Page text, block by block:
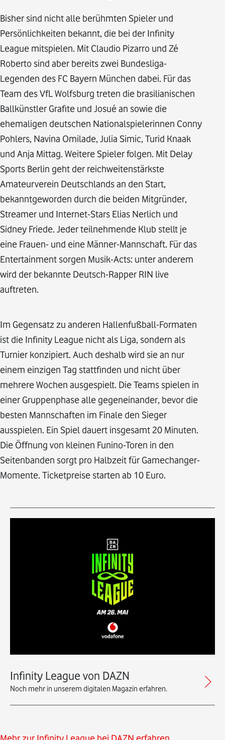
Bisher sind nicht alle berühmten Spieler und
Persönlichkeiten bekannt, die bei der Infinity
League mitspielen. Mit Claudio Pizarro und Zé
Roberto sind aber bereits zwei Bundesliga-
Legenden des FC Bayern München dabei. Für das
Team des VfL Wolfsburg treten die brasilianischen
Ballkünstler Grafite und Josué an sowie die
ehemaligen deutschen Nationalspielerinnen Conny
Pohlers, Navina Omilade, Julia Simic, Turid Knaak
und Anja Mittag. Weitere Spieler folgen. Mit Delay
Sports Berlin geht der reichweitenstärkste
Amateurverein Deutschlands an den Start,
bekanntgeworden durch die beiden Mitgründer,
Streamer und Internet-Stars Elias Nerlich und
Sidney Friede. Jeder teilnehmende Klub stellt je
eine Frauen- und eine Männer-Mannschaft. Für das
Entertainment sorgen Musik-Acts: unter anderem
wird der bekannte Deutsch-Rapper RIN live
auftreten.
Im Gegensatz zu anderen Hallenfußball-Formaten
ist die Infinity League nicht als Liga, sondern als
Turnier konzipiert. Auch deshalb wird sie an nur
einem einzigen Tag stattfinden und nicht über
mehrere Wochen ausgespielt. Die Teams spielen in
einer Gruppenphase alle gegeneinander, bevor die
besten Mannschaften im Finale den Sieger
ausspielen. Ein Spiel dauert insgesamt 20 Minuten.
Die Öffnung von kleinen Funino-Toren in den
Seitenbanden sorgt pro Halbzeit für Gamechanger-
Momente. Ticketpreise starten ab 10 Euro.
Infinity League von DAZN
Noch mehr in unserem digitalen Magazin erfahren.